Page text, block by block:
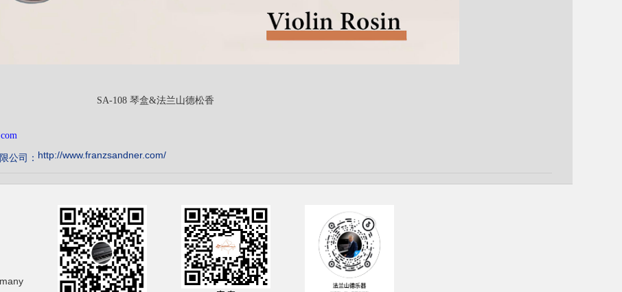
SA-108 琴盒&法兰山德松香
公司： http://www.franzsandner.com/